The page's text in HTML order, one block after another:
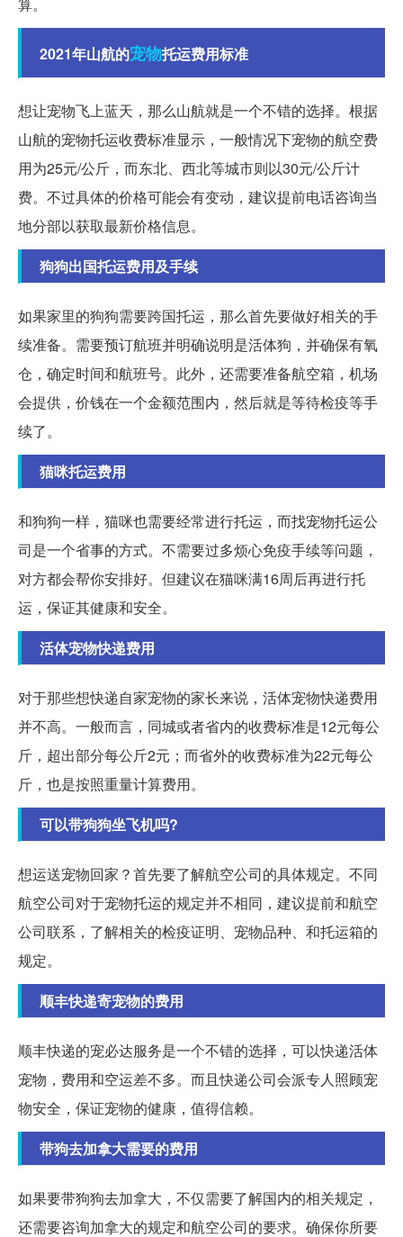
算。
2021年山航的宠物托运费用标准
想让宠物飞上蓝天，那么山航就是一个不错的选择。根据
山航的宠物托运收费标准显示，一般情况下宠物的航空费
用为25元/公斤，而东北、西北等城市则以30元/公斤计
费。不过具体的价格可能会有变动，建议提前电话咨询当
地分部以获取最新价格信息。
狗狗出国托运费用及手续
如果家里的狗狗需要跨国托运，那么首先要做好相关的手
续准备。需要预订航班并明确说明是活体狗，并确保有氧
仓，确定时间和航班号。此外，还需要准备航空箱，机场
会提供，价钱在一个金额范围内，然后就是等待检疫等手
续了。
猫咪托运费用
和狗狗一样，猫咪也需要经常进行托运，而找宠物托运公
司是一个省事的方式。不需要过多烦心免疫手续等问题，
对方都会帮你安排好。但建议在猫咪满16周后再进行托
运，保证其健康和安全。
活体宠物快递费用
对于那些想快递自家宠物的家长来说，活体宠物快递费用
并不高。一般而言，同城或者省内的收费标准是12元每公
斤，超出部分每公斤2元；而省外的收费标准为22元每公
斤，也是按照重量计算费用。
可以带狗狗坐飞机吗?
想运送宠物回家？首先要了解航空公司的具体规定。不同
航空公司对于宠物托运的规定并不相同，建议提前和航空
公司联系，了解相关的检疫证明、宠物品种、和托运箱的
规定。
顺丰快递寄宠物的费用
顺丰快递的宠必达服务是一个不错的选择，可以快递活体
宠物，费用和空运差不多。而且快递公司会派专人照顾宠
物安全，保证宠物的健康，值得信赖。
带狗去加拿大需要的费用
如果要带狗狗去加拿大，不仅需要了解国内的相关规定，
还需要咨询加拿大的规定和航空公司的要求。确保你所要